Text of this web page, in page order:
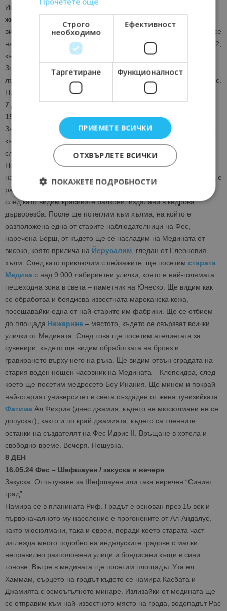
Ифран, където ще направим кратка почивка. Ифран е
живописен ски курорт, разположен на 1713 метра надморска
височина, известен с архитектурата си в европейски стил. Тук се
намира и Националният парк на Ифран с площ от над 500 км/2,
където преобладава гора с многобройни кедрови дървете.
Зона, известна в миналото с това, че тук е обитавал Атлаският
лъв (вече изчезнал в дивата природа). Продължаваме към Фес.
Настаняване в хотелSofia 4*
или подобен. Вечеря. Нощувка.
7 ДЕН
15.05.24 Фес / закуска и вечеря
Закуска. Днешният ден е посветен на Фес. Ще потеглим първо
към
Кралския дворецсъс седемте златни порти, където ще
слезем от автобуса и ще направим снимки отвън.
Непосредствено до него се намира старият еврейски квартал
наречен
Мелах, създаден през 1438 г. Там ще разберем каква е
разликата между еврейската и мюсюлманска архитектурата,
след като видим красивите балкони, издялани в кедрова
дърворезба. После ще потеглим към хълма, на който е
разположена една от старите наблюдателници на Фес,
наречена Борш, от където ще се насладим на Медината от
високо, която прилича на Йерусалим, гледан от Елеоновия
хълм. След като приключим с пейзажите, ще посетим старата
Медина с над 9 000 лабиринтни улички, която е най-голямата
пешеходна зона в света – паметник на Юнеско. Ще видим как
се обработва и боядисва известната мароканска кожа,
посещавайки една от най-старите им фабрики. Ще се отбием
до площада Нежарине – мястото, където се свързват всички
улички от Медината. След това ще посетим ателиетата за
сувенири, където ще видим обработката на бронз и
гравирането върху него на ръка. Ще видим отвън сградата на
стария воден нощен часовник на Медината – Клепсидра, след
което ще посетим медресето Боу Инания. Ще минем и покрай
най-старият университет в света създаден от жена тунизийката
Фатима Ал Фихрия (днес джамия, където не мюсюлмани не се
допускат), както и по край джамията, където са тленните
останки на създателят на Фес Идрис II. Връщане в хотела и
свободно време. Вечеря. Нощувка.
8 ДЕН
16.05.24 Фес – Шефшауен / закуска и вечеря
Закуска. Отпътуване за Шефшауен или така неречен “Синият
град”.
Намира се в планината Риф. Градът е основан през 15 век и
първоначалното му население е прогонените от Ал-Андалус,
както мюсюлмани, така и евреи, поради което старата част
изглежда много подобно на андалуските градове с малки
неправилно разположени улици и боядисани къщи в сини
тонове. Вътре в медината ще посетим площадът Ута ел
Хаммам, сърцето на градът където се намира Касбата и
Джамията с осмоъгълното минаре. Излизайки от медината ще
се отправим към най-известното място на града, водопадът Рас
Строго
необходимо
Ефективност
Таргетиране Функционалност
ПРИЕМЕТЕ ВСИЧКИ
ОТХВЪРЛЕТЕ ВСИЧКИ
ПОКАЖЕТЕ ПОДРОБНОСТИ
Таргетиране
Функционалност
Строго необходимите бисквитки позволяват
основната функционалност на уебсайта, като
потребителско влизане и управление на
акаунта. Уебсайтът не може да се използва
правилно без строго необходими бисквитки.
Доставчик/
Домейн
Валиден
до
cookie_notice_accepted
lisandraramos.com
7 дни
на
Домейн
is_visitor_unique
StatCounter
1 година
Тази
е
сайта чрез
уникален
помага за
на
цели.
sc_is_visitor_unique
StatCounter
Ltd
1 година
1 месец
за
Декларацията за
поверителност на Google